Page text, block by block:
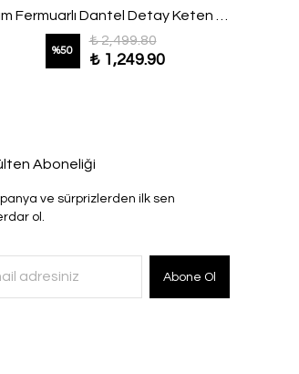
Yarım Fermuarlı Dantel Detay Keten Elbise Siyah
%50
₺ 2,499.80
₺ 1,249.90
Aboneliği
ve sürprizlerden ilk sen
ol.
Abone Ol